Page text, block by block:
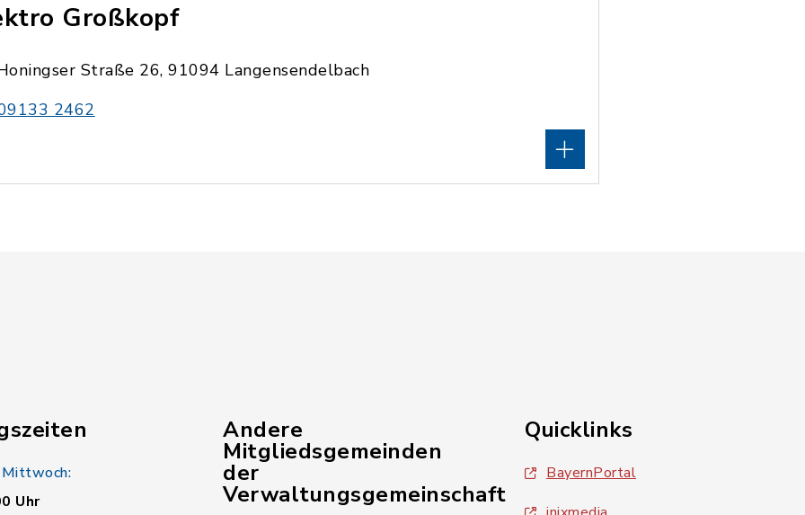
Großkopf
Straße 26, 91094 Langensendelbach
2462
Uhr
Andere
Mitgliedsgemeinden
der
Verwaltungsgemeinschaft
Quicklinks
BayernPortal